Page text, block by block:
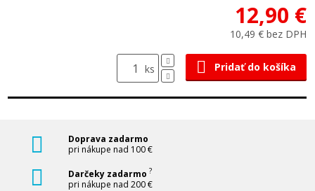
12,90 €
10,49 € bez DPH
ks Pridať do košíka
Doprava zadarmo
pri nákupe nad 100 €
Darčeky zadarmo ?
pri nákupe nad 200 €